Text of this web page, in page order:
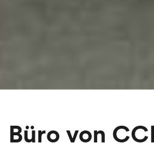
Büro von